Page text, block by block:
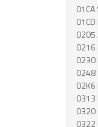
0205
0230
0248
02K6
0313
0320
0322